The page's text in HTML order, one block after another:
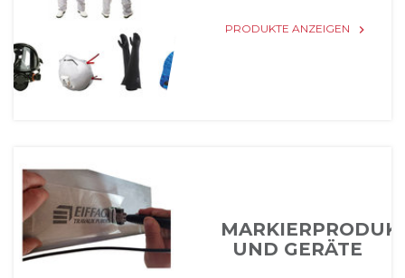
PRODUKTE ANZEIGEN keyboard_arrow_right
UND GERÄTE